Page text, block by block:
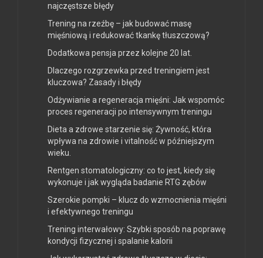
najczęstsze błędy
Trening na rzeźbę – jak budować masę
mięśniową i redukować tkankę tłuszczową?
Dodatkowa pensja przez kolejne 20 lat.
Dlaczego rozgrzewka przed treningiem jest
kluczowa? Zasady i błędy
Odżywianie a regeneracja mięśni: Jak wspomóc
proces regeneracji po intensywnym treningu
Dieta a zdrowe starzenie się: Żywność, która
wpływa na zdrowie i vitalność w późniejszym
wieku.
Rentgen stomatologiczny: co to jest, kiedy się
wykonuje i jak wygląda badanie RTG zębów
Szerokie pompki – klucz do wzmocnienia mięśni
i efektywnego treningu
Trening interwałowy: Szybki sposób na poprawę
kondycji fizycznej i spalanie kalorii